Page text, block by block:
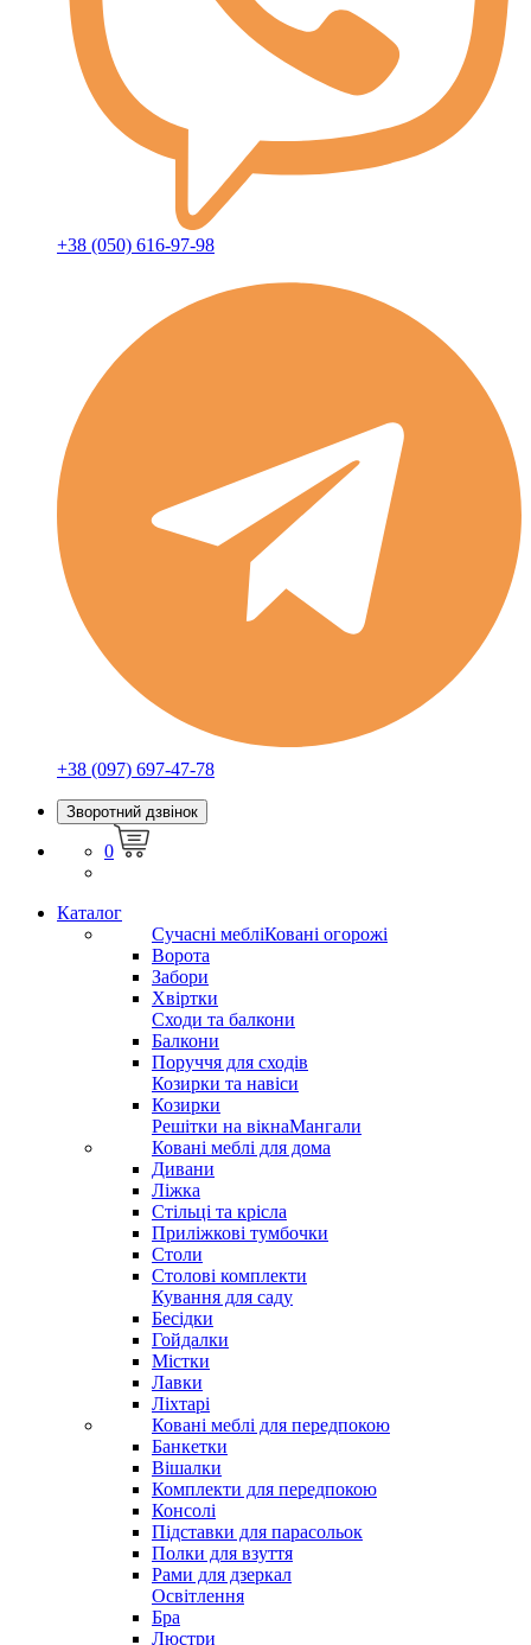
+38 (050) 616-97-98
+38 (097) 697-47-78
Зворотний дзвінок
0
Каталог
Сучасні мебліКовані огорожі
Ворота
Забори
Хвіртки
Сходи та балкони
Балкони
Поруччя для сходів
Козирки та навіси
Козирки
Решітки на вікнаМангали
Ковані меблі для дома
Дивани
Ліжка
Стільці та крісла
Приліжкові тумбочки
Столи
Столові комплекти
Кування для саду
Бесідки
Гойдалки
Містки
Лавки
Ліхтарі
Ковані меблі для передпокою
Банкетки
Вішалки
Комплекти для передпокою
Консолі
Підставки для парасольок
Полки для взуття
Рами для дзеркал
Освітлення
Бра
Люстри